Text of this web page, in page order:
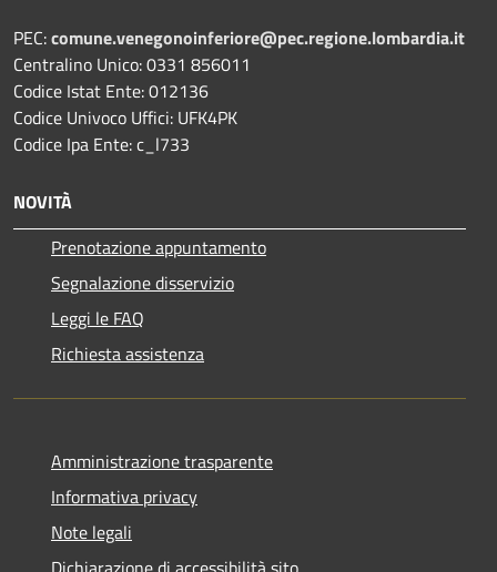
PEC:comune.venegonoinferiore@pec.regione.lombardia.it
Centralino Unico: 0331 856011
Codice Istat Ente: 012136
Codice Univoco Uffici: UFK4PK
Codice Ipa Ente: c_l733
NOVITÀ
Prenotazione appuntamento
Segnalazione disservizio
Leggi le FAQ
Richiesta assistenza
Amministrazione trasparente
Informativa privacy
Note legali